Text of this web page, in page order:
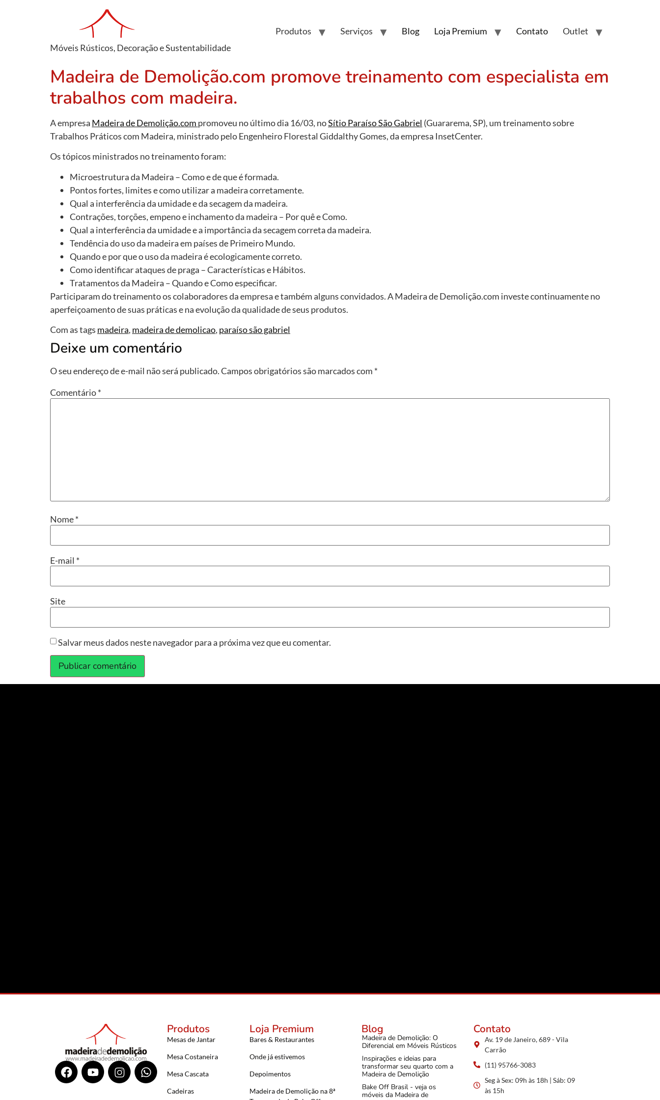
Móveis Rústicos, Decoração e Sustentabilidade
Produtos Serviços Blog Loja Premium Contato Outlet
Madeira de Demolição.com promove treinamento com especialista em
trabalhos com madeira.
A empresa Madeira de Demolição.com promoveu no último dia 16/03, noSítio Paraíso São Gabriel (Guararema, SP), um treinamento sobre
Trabalhos Práticos com Madeira, ministrado pelo Engenheiro Florestal Giddalthy Gomes, da empresa InsetCenter.
Os tópicos ministrados no treinamento foram:
Microestrutura da Madeira – Como e de que é formada.
Pontos fortes, limites e como utilizar a madeira corretamente.
Qual a interferência da umidade e da secagem da madeira.
Contrações, torções, empeno e inchamento da madeira – Por quê e Como.
Qual a interferência da umidade e a importância da secagem correta da madeira.
Tendência do uso da madeira em países de Primeiro Mundo.
Quando e por que o uso da madeira é ecologicamente correto.
Como identificar ataques de praga – Características e Hábitos.
Tratamentos da Madeira – Quando e Como especificar.
Participaram do treinamento os colaboradores da empresa e também alguns convidados. A Madeira de Demolição.com investe continuamente no
aperfeiçoamento de suas práticas e na evolução da qualidade de seus produtos.
Com as tags madeira, madeira de demolicao, paraíso são gabriel
Deixe um comentário
O seu endereço de e-mail não será publicado.Campos obrigatórios são marcados com *
Comentário*
Nome*
E-mail *
Site
Salvar meus dados neste navegador para a próxima vez que eu comentar.
Produtos
Mesas de Jantar
Mesa Costaneira
Mesa Cascata
Cadeiras
Loja Premium
Bares & Restaurantes
Onde já estivemos
Depoimentos
Madeira de Demolição na 8ª
Blog
Madeira de Demolição: O
Diferencial em Móveis Rústicos
Inspirações e ideias para
transformar seu quarto com a
Madeira de Demolição
Bake Off Brasil - veja os
móveis da Madeira de
Contato
Av. 19 de Janeiro, 689 - Vila
Carrão
(11) 95766-3083
Seg à Sex: 09h às 18h | Sáb: 09
às 15h